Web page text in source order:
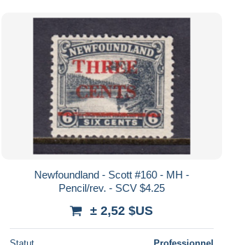
Newfoundland - Scott #160 - MH -
Pencil/rev. - SCV $4.25
± 2,52 $US